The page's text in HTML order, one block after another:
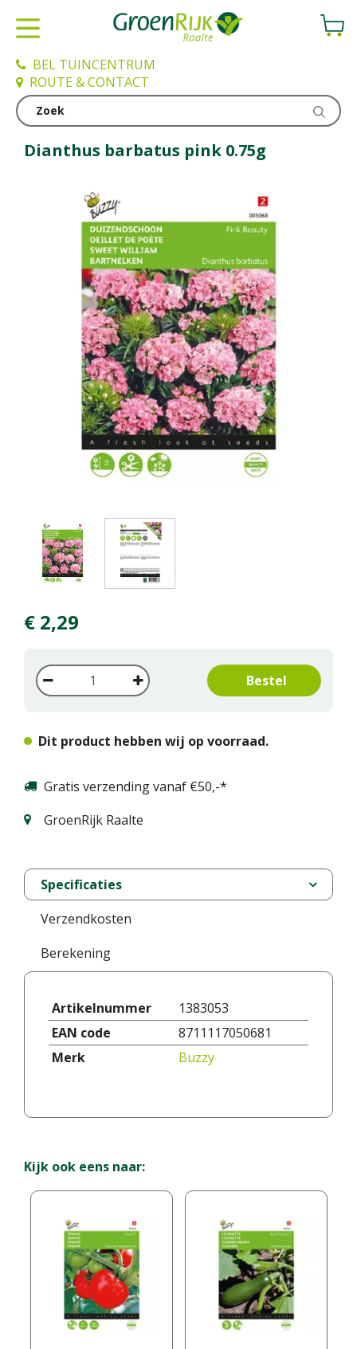
Kweken en zaden
BEL TUINCENTRUM
ROUTE & CONTACT
Dianthus barbatus pink 0.75g
€ 2,29
Dit product hebben wij op voorraad.
Gratis verzending vanaf €50,-*
GroenRijk Raalte
Specificaties
Verzendkosten
Berekening
Artikelnummer
1383053
EAN code
8711117050681
Merk
Buzzy
Kijk ook eens naar: